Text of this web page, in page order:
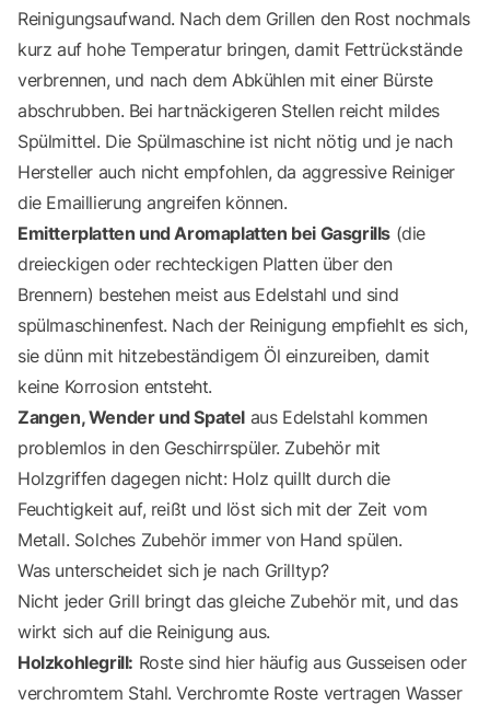
Reinigungsaufwand. Nach dem Grillen den Rost nochmals
kurz auf hohe Temperatur bringen, damit Fettrückstände
verbrennen, und nach dem Abkühlen mit einer Bürste
abschrubben. Bei hartnäckigeren Stellen reicht mildes
Spülmittel. Die Spülmaschine ist nicht nötig und je nach
Hersteller auch nicht empfohlen, da aggressive Reiniger
die Emaillierung angreifen können.
Emitterplatten und Aromaplatten bei Gasgrills (die
dreieckigen oder rechteckigen Platten über den
Brennern) bestehen meist aus Edelstahl und sind
spülmaschinenfest. Nach der Reinigung empfiehlt es sich,
sie dünn mit hitzebeständigem Öl einzureiben, damit
keine Korrosion entsteht.
Zangen, Wender und Spatel aus Edelstahl kommen
problemlos in den Geschirrspüler. Zubehör mit
Holzgriffen dagegen nicht: Holz quillt durch die
Feuchtigkeit auf, reißt und löst sich mit der Zeit vom
Metall. Solches Zubehör immer von Hand spülen.
Was unterscheidet sich je nach Grilltyp?
Nicht jeder Grill bringt das gleiche Zubehör mit, und das
wirkt sich auf die Reinigung aus.
Holzkohlegrill: Roste sind hier häufig aus Gusseisen oder
verchromtem Stahl. Verchromte Roste vertragen Wasser